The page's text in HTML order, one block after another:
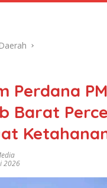
Daerah
Perdana
Barat
2026